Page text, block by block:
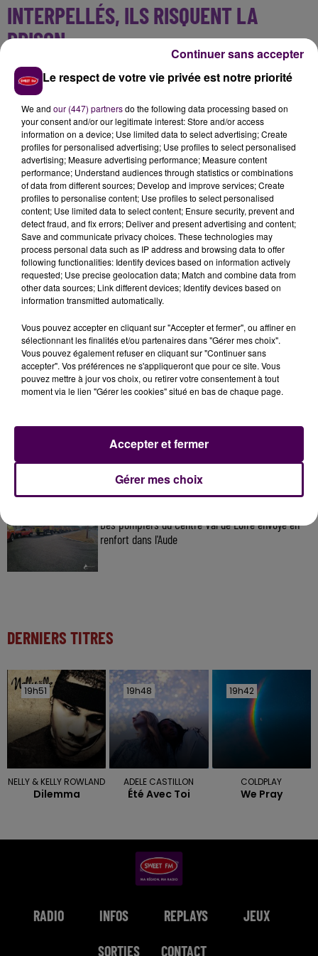
INTERPELLÉS, ILS RISQUENT LA
PRISON
Les deux"pilotes"ont été interpelléset leurs
véhicules ont été envoyés en direction de la fourrière.
Pour rappel, la loi punit les rodéos urbains d'un à cinq
ans d'emprisonnement, de 15 000 à 75 000 euros
d'amende, d'une confiscation du véhicule et d'une
suspension du permis de conduire.
À LA UNE
31 juillet 2026
Gagnez vos entrées à Terra Botanica !
11 juillet 2026
Inscrivez-vous au casting The Voice & The Voice
Kids !
Des pompiers du Centre Val de Loire envoyé en
renfort dans l'Aude
DERNIERS TITRES
19h51
19h51
NELLY & KELLY ROWLAND
Dilemma
19h48
19h48
ADELE CASTILLON
Été Avec Toi
19h42
19h42
COLDPLAY
We Pray
RADIO INFOS REPLAYS JEUX
SORTIES CONTACT
Le respect de votre vie privée est notre priorité
We and our (447) partnersdo the following data processing based on
your consent and/or our legitimate interest: Store and/or access
information on a device; Use limited data to select advertising; Create
profiles for personalised advertising; Use profiles to select personalised
advertising; Measure advertising performance; Measure content
performance; Understand audiences through statistics or combinations
of data from different sources; Develop and improve services; Create
profiles to personalise content; Use profiles to select personalised
content; Use limited data to select content; Ensure security, prevent and
detect fraud, and fix errors; Deliver and present advertising and content;
Save and communicate privacy choices. These technologies may
process personal data such as IP address and browsing data to offer
following functionalities: Identify devices based on information actively
requested; Use precise geolocation data; Match and combine data from
other data sources; Link different devices; Identify devices based on
information transmitted automatically.
Vous pouvez accepter en cliquant sur "Accepter et fermer", ou affiner en
sélectionnant les finalités et/ou partenaires dans "Gérer mes choix".
Vous pouvez également refuser en cliquant sur "Continuer sans
accepter". Vos préférences ne s'appliqueront que pour ce site. Vous
pouvez mettre à jour vos choix, ou retirer votre consentement à tout
moment via le lien "Gérer les cookies" situé en bas de chaque page.
Gérer mes choix
Accepter et fermer
Continuer sans accepter